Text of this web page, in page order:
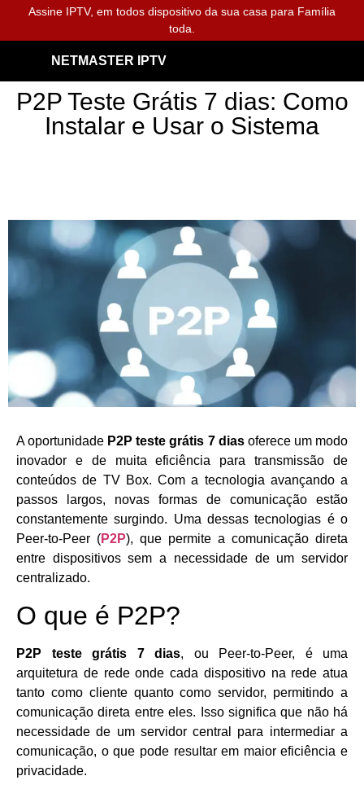
Assine IPTV, em todos dispositivo da sua casa para Família
toda.
NETMASTER IPTV
P2P Teste Grátis 7 dias: Como
Instalar e Usar o Sistema
A oportunidade P2P teste grátis 7 diasoferece um modo
inovador e de muita eficiência para transmissão de
conteúdos de TV Box. Com a tecnologia avançando a
passos largos, novas formas de comunicação estão
constantemente surgindo. Uma dessas tecnologias é o
Peer-to-Peer (P2P), que permite a comunicação direta
entre dispositivos sem a necessidade de um servidor
centralizado.
O que é P2P?
P2P teste grátis 7 dias, ou Peer-to-Peer, é uma
arquitetura de rede onde cada dispositivo na rede atua
tanto como cliente quanto como servidor, permitindo a
comunicação direta entre eles. Isso significa que não há
necessidade de um servidor central para intermediar a
comunicação, o que pode resultar em maior eficiência e
privacidade.